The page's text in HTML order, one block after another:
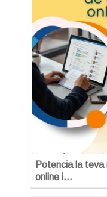
Potencia la teva
online i…